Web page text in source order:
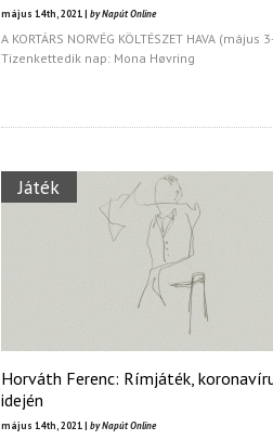
május 14th, 2021 | by Napút Online
A KORTÁRS NORVÉG KÖLTÉSZET HAVA (május
Tizenkettedik nap: Mona Høvring
Játék
Horváth Ferenc: Rímjáték,
idején
május 14th, 2021 | by Napút Online